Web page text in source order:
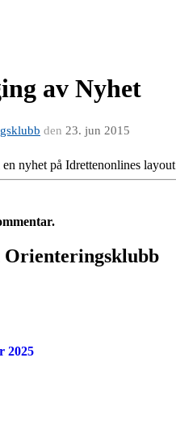
av Nyhet
den 23. jun 2015
en nyhet på Idrettenonlines layout
Orienteringsklubb
2025